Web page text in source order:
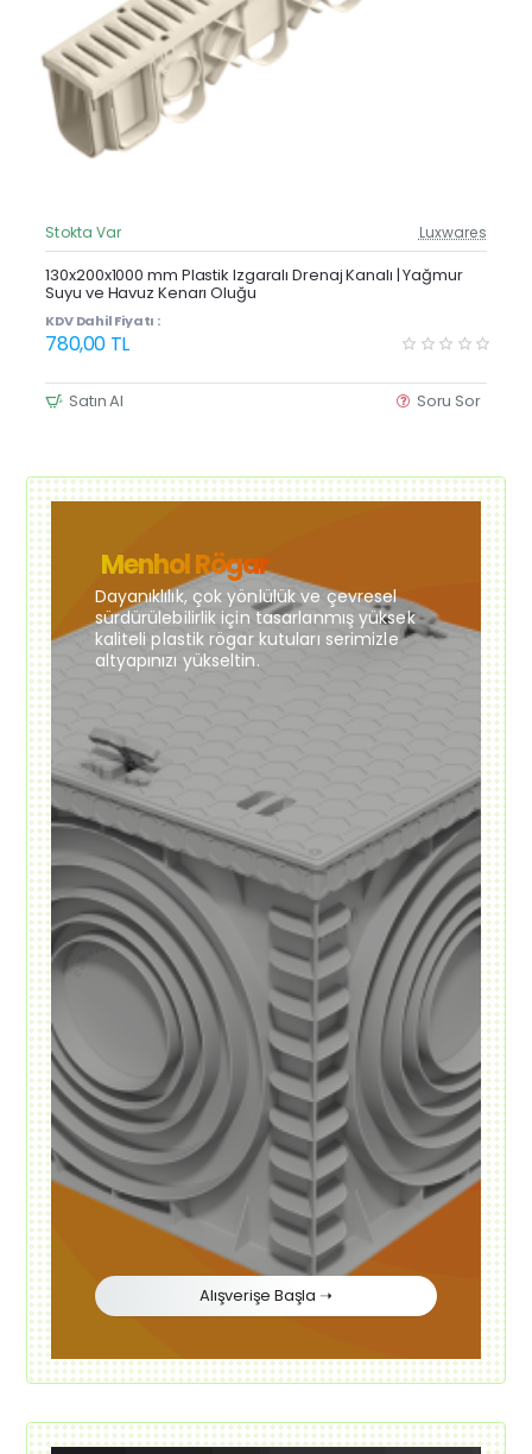
Güncel Fiyat
Yeni Ürün
Stokta Var Luxwares
130x200x1000 mm Plastik Izgaralı Drenaj Kanalı | Yağmur
Suyu ve Havuz Kenarı Oluğu
KDV Dahil Fiyatı :
780,00 TL
Satın Al Soru Sor
Menhol Rögar
Dayanıklılık, çok yönlülük ve çevresel
sürdürülebilirlik için tasarlanmış yüksek
kaliteli plastik rögar kutuları serimizle
altyapınızı yükseltin.
Alışverişe Başla ➝